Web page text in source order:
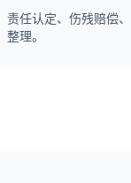
责任认定、伤残赔偿
整理。